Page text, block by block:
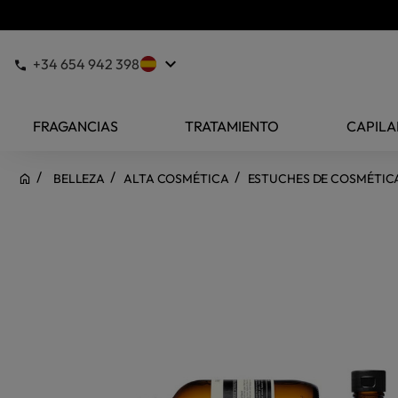
+34 654 942 398 keyboard_arrow_down
FRAGANCIAS TRATAMIENTO
BELLEZA ALTA COSMÉTICA ESTUCHES DE